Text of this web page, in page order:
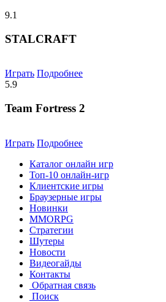
9.1
STALCRAFT
Играть Подробнее
5.9
Team Fortress 2
Играть Подробнее
Каталог онлайн игр
Топ-10 онлайн-игр
Клиентские игры
Браузерные игры
Новинки
MMORPG
Стратегии
Шутеры
Новости
Видеогайды
Контакты
Обратная связь
Поиск